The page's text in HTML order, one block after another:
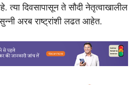
दिवसापासून ते सौदी नेतृत्वाखालील
अरब राष्ट्रांशी लढत आहेत.